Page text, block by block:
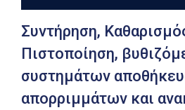
Συντήρηση,
Πιστοποίηση,
συστημάτων
απορριμμάτων και